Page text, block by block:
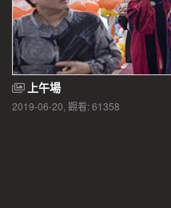
上午場
2019-06-20, 觀看: 61358